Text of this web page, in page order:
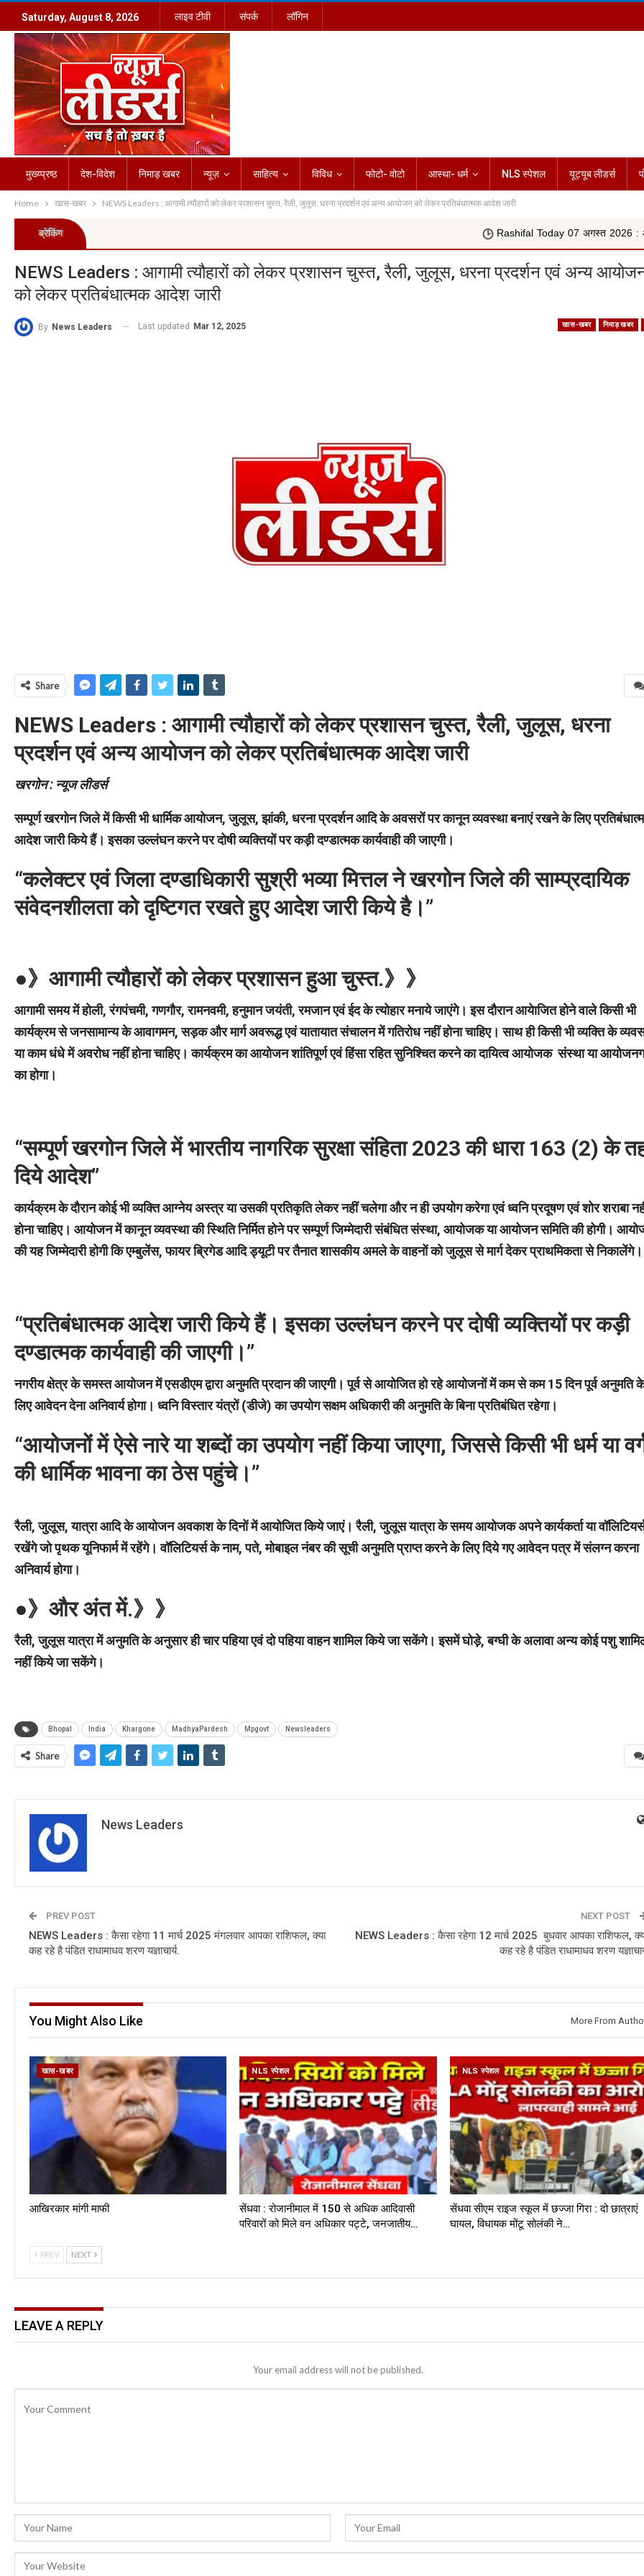
Saturday, August 8, 2026 लाइव टीवी संपर्क लॉगिन
मुख्य्प्रष्ठ देश-विदेश निमाड़ खबर न्यूज़ साहित्य विविध फोटो- वोटो आस्था- धर्म NLS स्पेशल यूट्यूब लीडर्स
Home खास-खबर NEWS Leaders : आगामी त्यौहारों को लेकर प्रशासन चुस्त, रैली, जुलूस, धरना प्रदर्शन एवं अन्य आयोजन को लेकर प्रतिबंधात्मक आदेश जारी
ब्रेकिंग Rashifal Today 07 अगस्त 2026 : आज किस राशि की
NEWS Leaders : आगामी त्यौहारों को लेकर प्रशासन चुस्त, रैली, जुलूस, धरना प्रदर्शन एवं अन्य
को लेकर प्रतिबंधात्मक आदेश जारी
खास-खबर निमाड़ खबर
By News Leaders Last updated Mar 12, 2025
Share
NEWS Leaders : आगामी त्यौहारों को लेकर प्रशासन चुस्त,रैली, जुलूस, धरना
प्रदर्शन एवं अन्य आयोजन को लेकर प्रतिबंधात्मक आदेश जारी
खरगोन : न्यूज लीडर्स
सम्पूर्ण खरगोन जिले में किसी भी धार्मिक आयोजन, जुलूस, झांकी, धरना प्रदर्शन आदि के अवसरों पर कानून व्यवस्था बनाएं रखने के लिए
आदेश जारी किये हैं। इसका उल्लंघन करने पर दोषी व्यक्तियों पर कड़ी दण्डात्मक कार्यवाही की जाएगी।
“कलेक्टर एवं जिला दण्डाधिकारी सुश्री भव्या मित्तल ने खरगोन जिले की साम्प्रदायिक
संवेदनशीलता को दृष्टिगत रखते हुए आदेश जारी किये है।”
●》आगामी त्यौहारों को लेकर प्रशासन हुआ चुस्त.》》
आगामी समय में होली, रंगपंचमी, गणगौर, रामनवमी, हनुमान जयंती, रमजान एवं ईद के त्योहार मनाये जाएंगे। इस दौरान आयेाजित होने वाले किसी भी
कार्यक्रम से जनसामान्य के आवागमन, सड़क और मार्ग अवरूद्ध एवंयातायात संचालन में गतिरोध नहीं होना चाहिए। साथ हीकिसी भी व्यक्ति के
या काम धंधे में अवरोध नहीं होना चाहिए। कार्यक्रम का आयोजन शांतिपूर्ण एवं हिंसा रहित सुनिश्चित करने का दायित्व आयोजक संस्था या
का होगा।
“सम्पूर्ण खरगोन जिले मेंभारतीय नागरिक सुरक्षा संहिता 2023 की धारा 163 (2) के
दिये आदेश”
कार्यक्रम के दौरान कोई भी व्यक्ति आग्नेय अस्त्र या उसकी प्रतिकृति लेकर नहीं चलेगा और न ही उपयोग करेगा एवं ध्वनि प्रदूषण एवं शोर शराबा
होना चाहिए। आयोजन में कानून व्यवस्था की स्थिति निर्मित होने पर सम्पूर्ण जिम्मेदारी संबंधित संस्था, आयोजक या आयोजन समिति की होगी।
की यह जिम्मेदारी होगी कि एम्बुलेंस, फायर ब्रिगेड आदि ड्यूटी पर तैनात शासकीय अमले के वाहनों को जुलूस से मार्ग देकर प्राथमिकता से निकालेंगे।
“प्रतिबंधात्मक आदेश जारी किये हैं। इसका उल्लंघन करने पर दोषी व्यक्तियों पर कड़ी
दण्डात्मक कार्यवाही की जाएगी।”
नगरीय क्षेत्र के समस्त आयोजन में एसडीएम द्वारा अनुमति प्रदान की जाएगी। पूर्व से आयोजित हो रहे आयोजनों में कम से कम 15 दिन पूर्व अनुमति
लिए आवेदन देना अनिवार्य होगा। ध्वनि विस्तार यंत्रों (डीजे) का उपयोग सक्षम अधिकारी की अनुमति के बिना प्रतिबंधित रहेगा।
“आयोजनों में ऐसे नारे या शब्दों का उपयोग नहीं किया जाएगा, जिससे किसी भी धर्म या
की धार्मिक भावना का ठेस पहुंचे।”
रैली, जुलूस, यात्रा आदि के आयोजन अवकाश के दिनों में आयोजित किये जाएं। रैली, जुलूस यात्रा के समय आयोजक अपने कार्यकर्ता या
रखेंगे जो पृथक यूनिफार्म में रहेंगे। वॉलिटियर्स के नाम, पते, मोबाइल नंबर की सूची अनुमति प्राप्त करने के लिए दिये गए आवेदन पत्र में संलग्न करना
अनिवार्य होगा।
●》और अंत में.》》
रैली, जुलूस यात्रा में अनुमति के अनुसार ही चार पहिया एवं दो पहिया वाहन शामिल किये जा सकेंगे। इसमें घोड़े, बग्घी के अलावा अन्य कोई पशु
नहीं किये जा सकेंगे।
Bhopal India Khargone MadhyaPardesh Mpgovt Newsleaders
Share
News Leaders
PREV POST
NEWS Leaders : कैसा रहेगा 11 मार्च 2025 मंगलवार आपका राशिफल, क्या
कह रहे है पंडित राधामाधव शरण यज्ञाचार्य.
NEXT POST
NEWS Leaders : कैसा रहेगा 12 मार्च 2025 बुधवार आपका राशिफल,
कह रहे है पंडित राधामाधव शरण
You Might Also Like More From
खास-खबर
आखिरकार मांगी माफी
NLS स्पेशल
सेंधवा : रोजानीमाल में 150 से अधिक आदिवासी
परिवारों को मिले वन अधिकार पट्टे, जनजातीय…
NLS स्पेशल
सेंधवा सीएम राइज स्कूल में छज्जा गिरा : दो छात्राएं
घायल, विधायक मोंटू सोलंकी ने…
PREV NEXT
LEAVE A REPLY
Your email address will not be published.